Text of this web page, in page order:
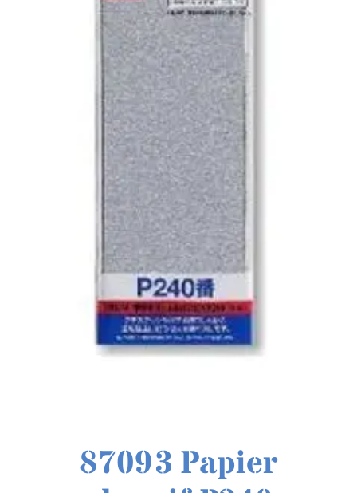
87093 Papier